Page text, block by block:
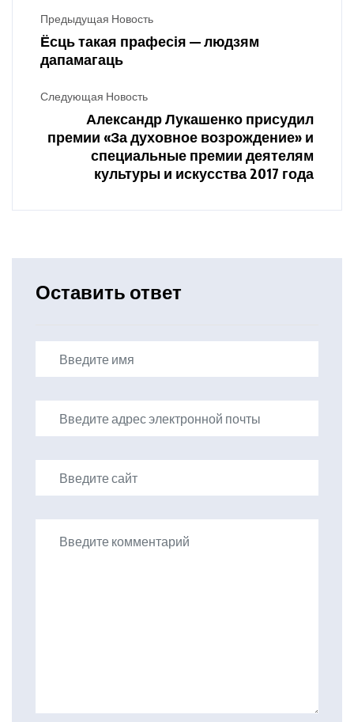
Предыдущая Новость
Ёсць такая прафесія — людзям
дапамагаць
Следующая Новость
Александр Лукашенко присудил
премии «За духовное возрождение» и
специальные премии деятелям
культуры и искусства 2017 года
Оставить ответ